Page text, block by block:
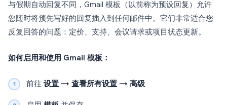
与假期自动回复不同，Gmail 模板（以前称为预设回复）允许
您随时将预先写好的回复插入到任何邮件中。它们非常适合您
反复回答的问题：定价、支持、会议请求或项目状态更新。
如何启用和使用 Gmail 模板：
前往 设置 → 查看所有设置 → 高级